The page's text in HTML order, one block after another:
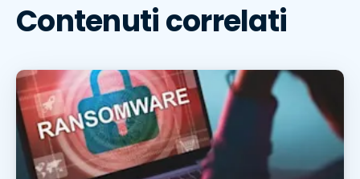
Contenuti correlati